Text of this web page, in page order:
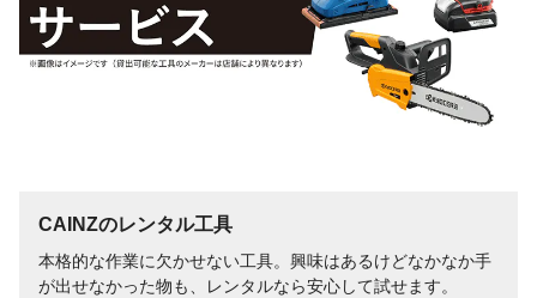
CAINZのレンタル工具
本格的な作業に欠かせない工具。興味はあるけどなかなか手
が出せなかった物も、レンタルなら安心して試せます。